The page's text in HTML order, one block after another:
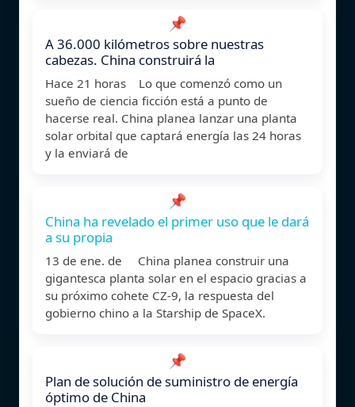
📌
A 36.000 kilómetros sobre nuestras
cabezas. China construirá la
Hace 21 horas Lo que comenzó como un
sueño de ciencia ficción está a punto de
hacerse real. China planea lanzar una planta
solar orbital que captará energía las 24 horas
y la enviará de
📌
China ha revelado el primer uso que le dará
a su propia
13 de ene. de China planea construir una
gigantesca planta solar en el espacio gracias a
su próximo cohete CZ-9, la respuesta del
gobierno chino a la Starship de SpaceX.
📌
Plan de solución de suministro de energía
óptimo de China